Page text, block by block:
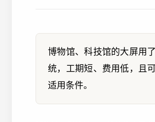
博物馆、科技馆的大屏用
统，工期短、费用低，且
适用条件。